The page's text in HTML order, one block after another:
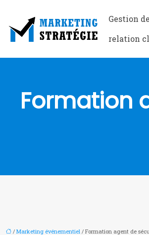
Gestion
relation
Formation
/ Marketing événementiel / Formation agent de